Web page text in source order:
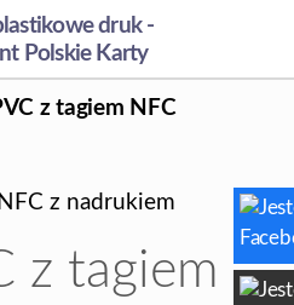
produkcja
i
zamówienie
Polskie
Karty
z tagiem NFC
z tagiem